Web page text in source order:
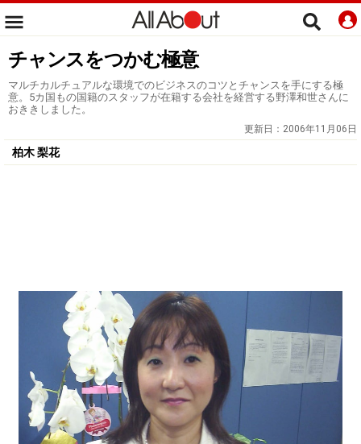
チャンスをつかむ極意
マルチカルチュアルな環境でのビジネスのコツとチャンスを手にする極
意。5カ国もの国籍のスタッフが在籍する会社を経営する野澤和世さんに
おききしました。
更新日： 2006年11月06日
柏木 梨花